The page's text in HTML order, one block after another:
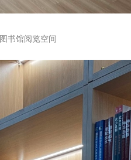
图书馆阅览空间